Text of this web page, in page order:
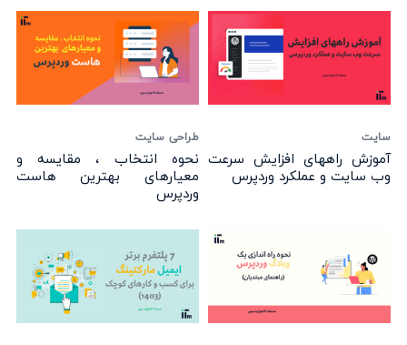
سایت
آموزش راههای افزایش سرعت
وب سایت و عملکرد وردپرس
طراحی سایت
نحوه انتخاب ، مقایسه و
معیارهای بهترین هاست
وردپرس